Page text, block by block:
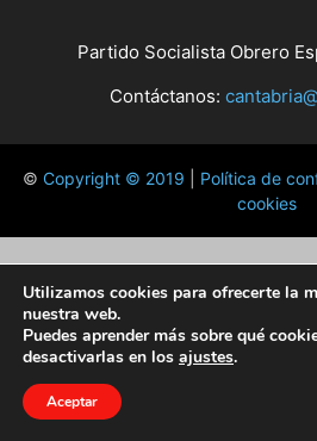
Partido Socialista Obrero
Contáctanos:
© Copyright © 2019 Política de
cookies
Utilizamos cookies para ofrecerte la
nuestra web.
Puedes aprender más sobre qué
desactivarlas en los ajustes.
Aceptar